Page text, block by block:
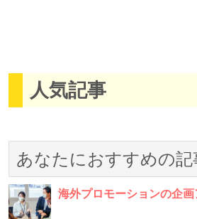
人気記事
あなたにおすすめの記
海外プロモーションの企画